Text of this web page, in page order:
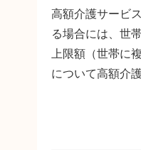
高額介護サービ
る場合には、世
上限額（世帯に
について高額介